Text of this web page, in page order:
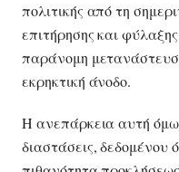
πολιτικής από τη
επιτήρησης και
παράνομη
εκρηκτική άνοδο.
Η ανεπάρκεια αυτή
διαστάσεις, δεδομένου